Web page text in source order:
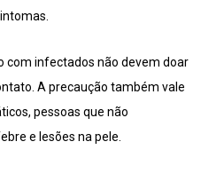
com infectados não devem doar
A precaução também vale
pessoas que não
e lesões na pele.